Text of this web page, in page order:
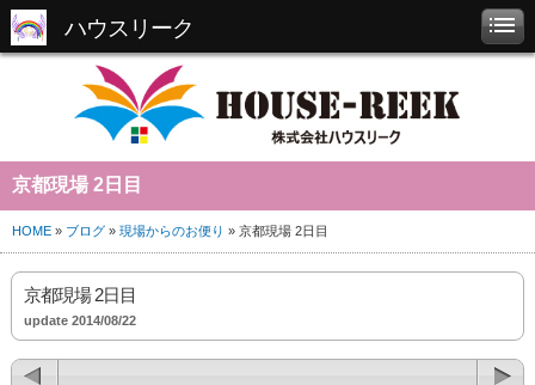
ハウスリーク
京都現場 2日目
HOME » ブログ » 現場からのお便り » 京都現場 2日目
京都現場 2日目
update 2014/08/22